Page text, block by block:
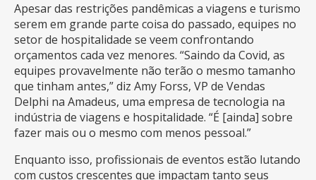
Apesar das restrições pandêmicas a viagens e turismo
serem em grande parte coisa do passado, equipes no
setor de hospitalidade se veem confrontando
orçamentos cada vez menores. “Saindo da Covid, as
equipes provavelmente não terão o mesmo tamanho
que tinham antes,” diz Amy Forss, VP de Vendas
Delphi na Amadeus, uma empresa de tecnologia na
indústria de viagens e hospitalidade. “É [ainda] sobre
fazer mais ou o mesmo com menos pessoal.”
Enquanto isso, profissionais de eventos estão lutando
com custos crescentes que impactam tanto seus